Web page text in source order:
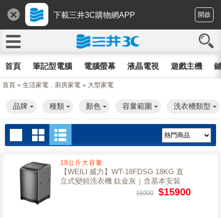
下載三井3C購物網APP 開啟
首頁 筆記型電腦 電腦螢幕 液晶電視 遊戲主機
首頁 » 生活家電．廚房家電 » 大型家電
品牌 種類 顏色 容量範圍 洗衣槽類型
18公斤大容量
【WEILI 威力】WT-18FDSG 18KG 直
立式變頻洗衣機 鈦金灰｜含基本安裝
16900 $15900